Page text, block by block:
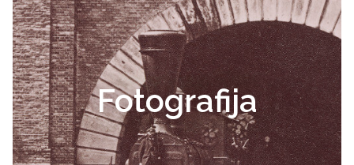
Fotografija